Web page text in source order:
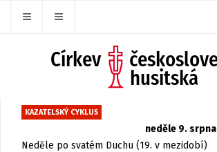
KAZATELSKÝ CYKLUS
neděle 9. srpna
Neděle po svatém Duchu (19. v mezidobí)